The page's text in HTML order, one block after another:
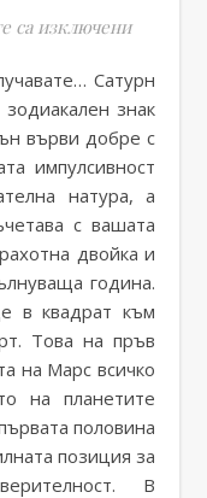
са изключениза
знак
върви добре с
импулсивност
натура, а
с вашата
двойка и
година.
в квадрат към
Това на пръв
на Марс всичко
на планетите
половина
позиция за
В